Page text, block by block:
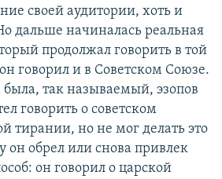
своей аудитории, хоть и
дальше начиналась реальная
продолжал говорить в той
говорил и в Советском Союзе.
так называемый, эзопов
говорить о советском
тирании, но не мог делать это
обрел или снова привлек
он говорил о царской